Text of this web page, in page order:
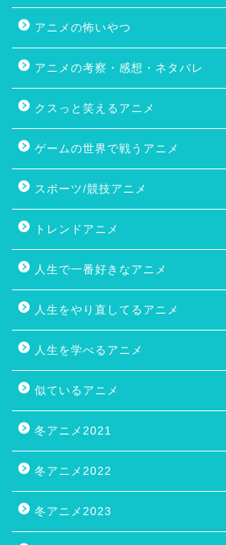
アニメの怖いやつ
アニメの考察・感想・ネタバレ
クスっと笑えるアニメ
ゲームの世界で戦うアニメ
スポーツ/競技アニメ
トレンドアニメ
人生で一番好きなアニメ
人生をやり直してるアニメ
人生を学べるアニメ
似ているアニメ
冬アニメ2021
冬アニメ2022
冬アニメ2023